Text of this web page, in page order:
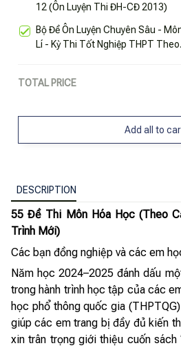
12 (Ôn Luyện Thi ĐH-CĐ 2013)
Bộ Đề Ôn Luyện Chuyên Sâu -
Lí - Kỳ Thi Tốt Nghiệp THPT Theo
TOTAL PRICE
Add all to
DESCRIPTION
55 Đề Thi Môn Hóa Học (Theo
Trình Mới)
Các bạn đồng nghiệp và các em
Năm học 2024–2025 đánh dấu
trong hành trình học tập của các
học phổ thông quốc gia
giúp các em trang bị đầy đủ kiến
xin trân trọng giới thiệu cuốn